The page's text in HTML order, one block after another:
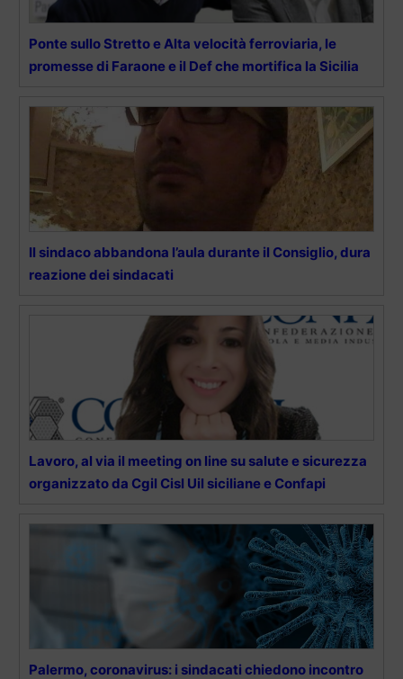
Ponte sullo Stretto e Alta velocità ferroviaria, le
promesse di Faraone e il Def che mortifica la Sicilia
Il sindaco abbandona l’aula durante il Consiglio, dura
reazione dei sindacati
Lavoro, al via il meeting on line su salute e sicurezza
organizzato da Cgil Cisl Uil siciliane e Confapi
Palermo, coronavirus: i sindacati chiedono incontro